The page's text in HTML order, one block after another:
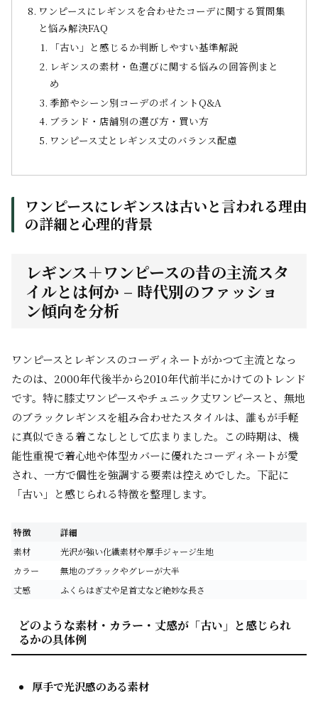
ワンピースにレギンスを合わせたコーデに関する質問集
と悩み解決FAQ
「古い」と感じるか判断しやすい基準解説
レギンスの素材・色選びに関する悩みの回答例まと
め
季節やシーン別コーデのポイントQ&A
ブランド・店舗別の選び方・買い方
ワンピース丈とレギンス丈のバランス配慮
ワンピースにレギンスは古いと言われる理由
の詳細と心理的背景
レギンス＋ワンピースの昔の主流スタ
イルとは何か – 時代別のファッショ
ン傾向を分析
ワンピースとレギンスのコーディネートがかつて主流となっ
たのは、2000年代後半から2010年代前半にかけてのトレンド
です。特に膝丈ワンピースやチュニック丈ワンピースと、無地
のブラックレギンスを組み合わせたスタイルは、誰もが手軽
に真似できる着こなしとして広まりました。この時期は、機
能性重視で着心地や体型カバーに優れたコーディネートが愛
され、一方で個性を強調する要素は控えめでした。下記に
「古い」と感じられる特徴を整理します。
特徴
詳細
素材
光沢が強い化繊素材や厚手ジャージ生地
カラー
無地のブラックやグレーが大半
丈感
ふくらはぎ丈や足首丈など絶妙な長さ
どのような素材・カラー・丈感が「古い」と感じられ
るかの具体例
厚手で光沢感のある素材